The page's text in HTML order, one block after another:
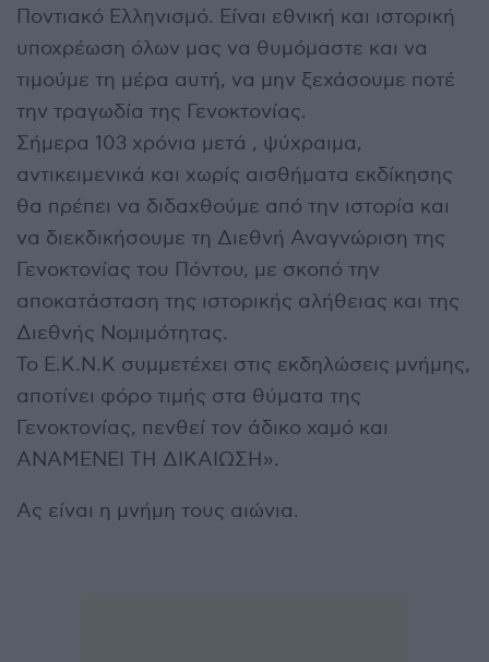
Ποντιακό Ελληνισμό. Είναι εθνική και ιστορική
υποχρέωση όλων μας να θυμόμαστε και να
τιμούμε τη μέρα αυτή, να μην ξεχάσουμε ποτέ
την τραγωδία της Γενοκτονίας.
Σήμερα 103 χρόνια μετά , ψύχραιμα,
αντικειμενικά και χωρίς αισθήματα εκδίκησης
θα πρέπει να διδαχθούμε από την ιστορία και
να διεκδικήσουμε τη Διεθνή Αναγνώριση της
Γενοκτονίας του Πόντου, με σκοπό την
αποκατάσταση της ιστορικής αλήθειας και της
Διεθνής Νομιμότητας.
Το Ε.Κ.Ν.Κ συμμετέχει στις εκδηλώσεις μνήμης,
αποτίνει φόρο τιμής στα θύματα της
Γενοκτονίας, πενθεί τον άδικο χαμό και
ΑΝΑΜΕΝΕΙ ΤΗ ΔΙΚΑΙΩΣΗ».
Ας είναι η μνήμη τους αιώνια.